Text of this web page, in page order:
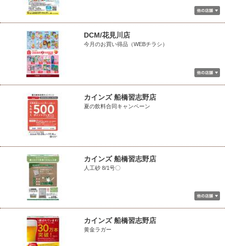
DCM/花見川店
今月のお買い得品（WEBチラシ）
カインズ 船橋習志野店
夏の飲料合同キャンペーン
カインズ 船橋習志野店
人工砂 8/1号〇
カインズ 船橋習志野店
黄金ラガー